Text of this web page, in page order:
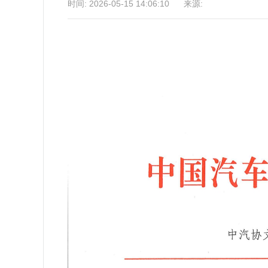
时间: 2026-05-15 14:06:10 来源: